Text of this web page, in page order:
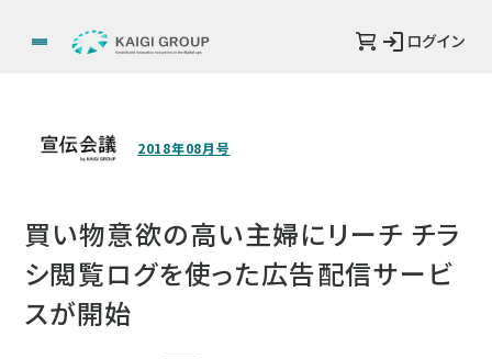
ログイン
2018年08月号
買い物意欲の高い主婦にリーチ チラ
シ閲覧ログを使った広告配信サービ
スが開始